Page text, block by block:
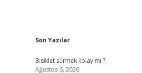
Sidebar
Son Yazılar
Bisiklet sürmek kolay mı ?
Ağustos 6, 2026